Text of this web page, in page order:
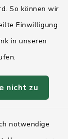
So können wir
Einwilligung
in unseren
nicht zu
notwendige